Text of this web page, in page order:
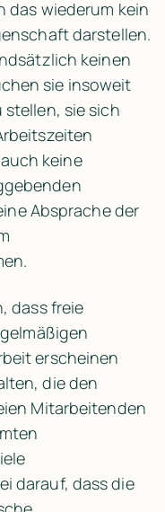
das wiederum kein
darstellen.
keinen
sie insoweit
sie sich
keine
Absprache der
dass freie
erscheinen
die den
Mitarbeitenden
darauf, dass die